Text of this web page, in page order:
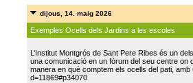
dijous, 14. maig 2026
Exemples Ocells dels Jardins a les escoles
L’Institut Montgrós de Sant Pere Ribes és un
una comunicació en un fòrum del seu centre on
manera en què comptem els ocells del pati,
d=11869#p34070